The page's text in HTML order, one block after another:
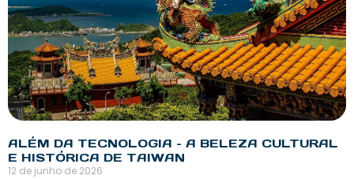
ALÉM DA TECNOLOGIA – A BELEZA CULTURAL
E HISTÓRICA DE TAIWAN
12 de junho de 2026